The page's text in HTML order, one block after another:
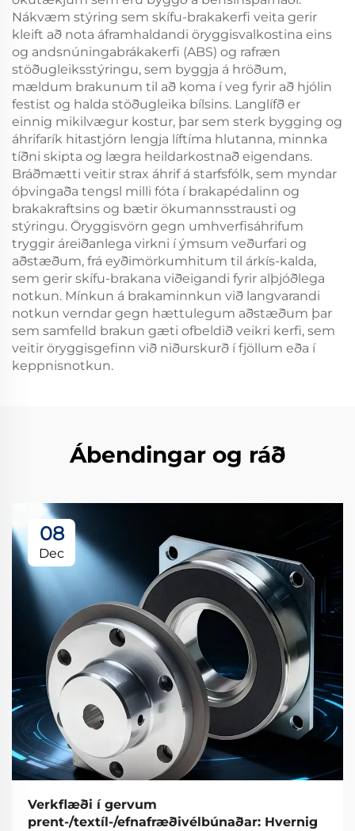
Nákvæm stýring sem skífu-brakakerfi veita gerir
kleift að nota áframhaldandi öryggisvalkostina eins
og andsnúningabrákakerfi (ABS) og rafræn
stöðugleiksstýringu, sem byggja á hröðum,
mældum brakunum til að koma í veg fyrir að hjólin
festist og halda stöðugleika bílsins. Langlífð er
einnig mikilvægur kostur, þar sem sterk bygging og
áhrifarík hitastjórn lengja líftíma hlutanna, minnka
tíðni skipta og lægra heildarkostnað eigendans.
Bráðmætti veitir strax áhrif á starfsfólk, sem myndar
óþvingaða tengsl milli fóta í brakapédalinn og
brakakraftsins og bætir ökumannsstrausti og
stýringu. Öryggisvörn gegn umhverfisáhrifum
tryggir áreiðanlega virkni í ýmsum veðurfari og
aðstæðum, frá eyðimörkumhitum til árkís-kalda,
sem gerir skífu-brakana viðeigandi fyrir alþjóðlega
notkun. Mínkun á brakaminnkun við langvarandi
notkun verndar gegn hættulegum aðstæðum þar
sem samfelld brakun gæti ofbeldið veikri kerfi, sem
veitir öryggisgefinn við niðurskurð í fjöllum eða í
keppnisnotkun.
Ábendingar og ráð
08
Dec
Verkflæði í gervum
prent-/textíl-/efnafræðivélbúnaðar: Hvernig